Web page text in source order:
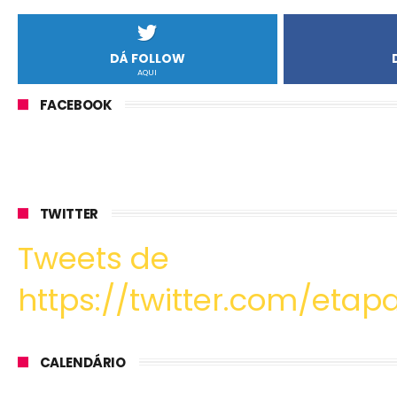
DÁ FOLLOW
AQUI
FACEBOOK
TWITTER
Tweets de
https://twitter.com/
CALENDÁRIO